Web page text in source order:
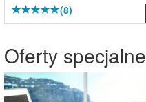
(8)
Oferty specjalne